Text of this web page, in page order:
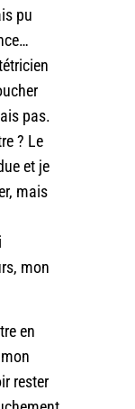
pu
pas.
? Le
et je
mais
mon
en
rester